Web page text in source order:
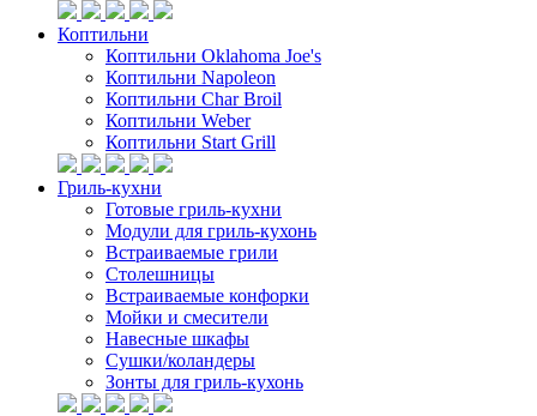
Коптильни
Коптильни Oklahoma Joe's
Коптильни Napoleon
Коптильни Char Broil
Коптильни Weber
Коптильни Start Grill
Гриль-кухни
Готовые гриль-кухни
Модули для гриль-кухонь
Встраиваемые грили
Столешницы
Встраиваемые конфорки
Мойки и смесители
Навесные шкафы
Сушки/коландеры
Зонты для гриль-кухонь